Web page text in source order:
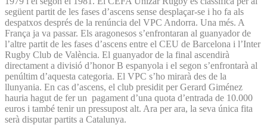
següent partit de les fases d’ascens sense desplaçar-se i ho fa als
despatxos després de la renúncia del VPC Andorra. Una més. A
França ja va passar. Els aragonesos s’enfrontaran al guanyador de
l’altre partit de les fases d’ascens entre el CEU de Barcelona i l’Inter
Rugby Club de València. El guanyador de la final ascendirà
directament a divisió d’honor B espanyola i el segon s’enfrontarà al
penúltim d’aquesta categoria. El VPC s’ho mirarà des de la
llunyania. En cas d’ascens, el club presidit per Gerard Giménez
hauria hagut de fer un pagament d’una quota d’entrada de 10.000
euros i també tenir un pressupost alt. Ara per ara, la seva única fita
serà disputar partits a Catalunya.